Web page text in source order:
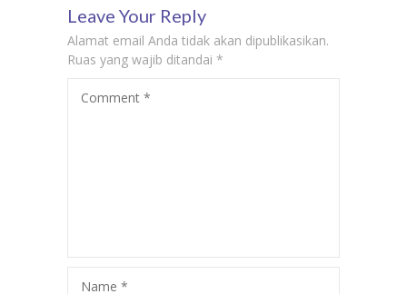
Tangerang |
Biaya Kursus
Privat Bahasa
JAKARTA BARAT
Leave Your Reply
Alamat email Anda tidak akan dipublikasikan.
Ruas yang wajib ditandai *
Comment *
Name *